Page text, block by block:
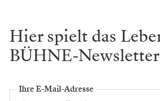
Hier spielt das
BÜHNE-
Ihre E-Mail-Adresse